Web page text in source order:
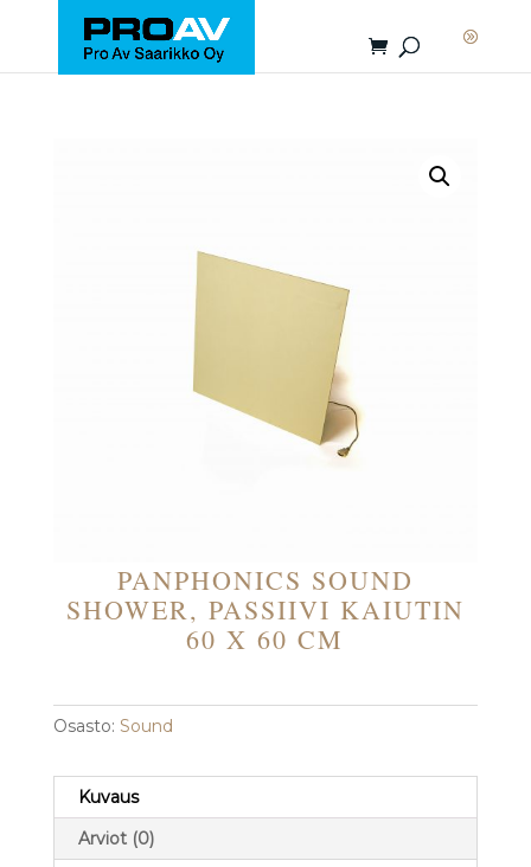
PANPHONICS SOUND
SHOWER, PASSIIVI KAIUTIN
60 X 60 CM
Osasto: Sound
Kuvaus
Arviot (0)